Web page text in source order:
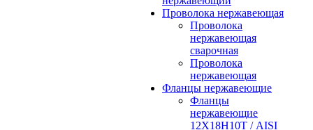
Проволока нержавеющая
Проволока
нержавеющая
сварочная
Проволока
нержавеющая
Фланцы нержавеющие
Фланцы
нержавеющие
12Х18Н10Т / AISI